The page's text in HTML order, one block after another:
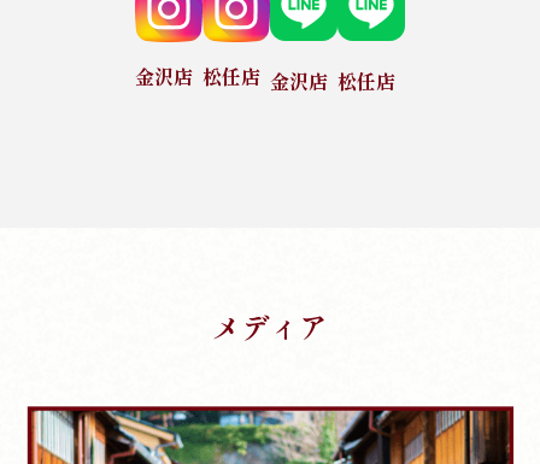
金沢店 松任店 金沢店 松任店
メディア